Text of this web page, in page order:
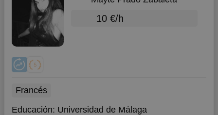
10 €/h
Francés
Educación: Universidad de Málaga